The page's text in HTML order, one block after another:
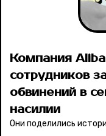
Компания
сотрудников
обвинений в
насилии
Они поделились